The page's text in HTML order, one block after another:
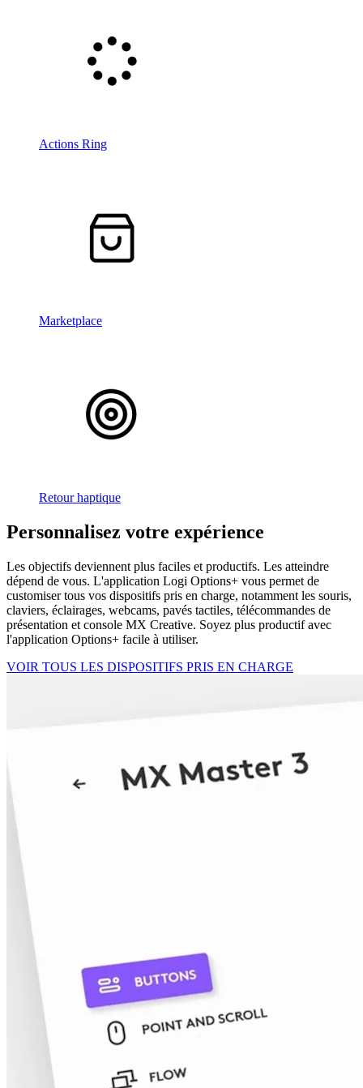
Actions Ring
Marketplace
Retour haptique
Personnalisez votre expérience
Les objectifs deviennent plus faciles et productifs. Les atteindre
dépend de vous. L'application Logi Options+ vous permet de
customiser tous vos dispositifs pris en charge, notamment les souris,
claviers, éclairages, webcams, pavés tactiles, télécommandes de
présentation et console MX Creative. Soyez plus productif avec
l'application Options+ facile à utiliser.
VOIR TOUS LES DISPOSITIFS PRIS EN CHARGE